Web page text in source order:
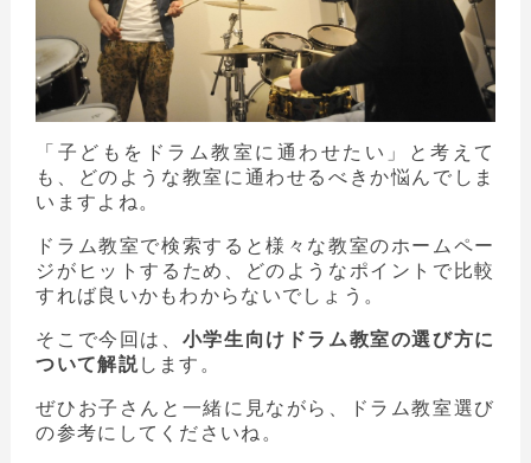
「子どもをドラム教室に通わせたい」と考えて
も、どのような教室に通わせるべきか悩んでしま
いますよね。
ドラム教室で検索すると様々な教室のホームペー
ジがヒットするため、どのようなポイントで比較
すれば良いかもわからないでしょう。
そこで今回は、 小学生向けドラム教室の選び方に
ついて解説します。
ぜひお子さんと一緒に見ながら、ドラム教室選び
の参考にしてくださいね。